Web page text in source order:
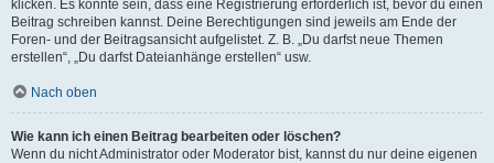
klicken. Es könnte sein, dass eine Registrierung erforderlich ist, bevor du einen
Beitrag schreiben kannst. Deine Berechtigungen sind jeweils am Ende der
Foren- und der Beitragsansicht aufgelistet. Z. B. „Du darfst neue Themen
erstellen“, „Du darfst Dateianhänge erstellen“ usw.
Nach oben
Wie kann ich einen Beitrag bearbeiten oder löschen?
Wenn du nicht Administrator oder Moderator bist, kannst du nur deine eigenen